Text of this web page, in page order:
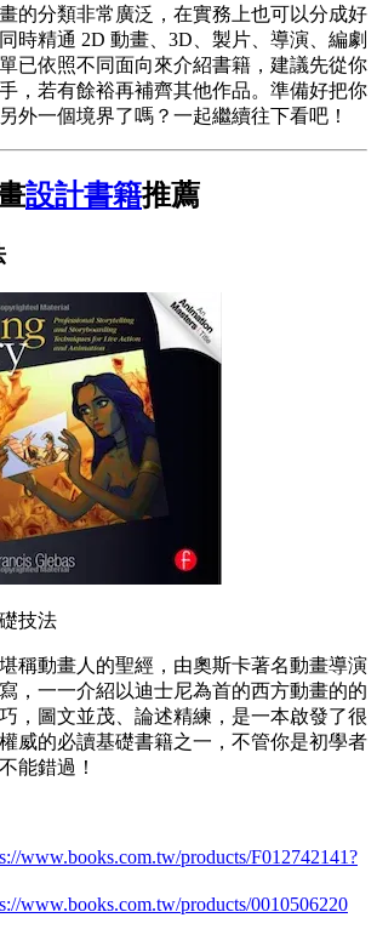
的分類非常廣泛，在實務上也可以分成好
時精通 2D 動畫、3D、製片、導演、編劇
已依照不同面向來介紹書籍，建議先從你
，若有餘裕再補齊其他作品。準備好把你
外一個境界了嗎？一起繼續往下看吧！
設計書籍推薦
技法
稱動畫人的聖經，由奧斯卡著名動畫導演
，一一介紹以迪士尼為首的西方動畫的的
，圖文並茂、論述精練，是一本啟發了很
威的必讀基礎書籍之一，不管你是初學者
能錯過！
www.books.com.tw/products/F012742141?
www.books.com.tw/products/0010506220